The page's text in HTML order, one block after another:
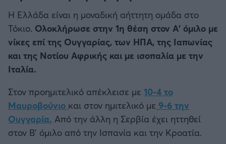
Η Ελλάδα είναι η μοναδική αήττητη ομάδα στο
Τόκιο. Ολοκλήρωσε στην 1η θέση στον Α' όμιλο με
νίκες επί της Ουγγαρίας, των ΗΠΑ, της Ιαπωνίας
και της Νοτίου Αφρικής και με ισοπαλία με την
Ιταλία.
Στον προημιτελικό απέκλεισε με 10-4 το
Μαυροβούνιο και στον ημιτελικό με 9-6 την
Ουγγαρία. Από την άλλη η Σερβία έχει ηττηθεί
στον Β' όμιλο από την Ισπανία και την Κροατία.